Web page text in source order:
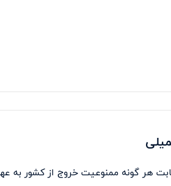
هر گونه ممنوعیت خروج از کشور به